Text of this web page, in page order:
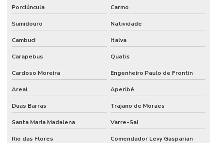
Porciúncula Carmo
Sumidouro Natividade
Cambuci Italva
Carapebus Quatis
Cardoso Moreira Engenheiro Paulo de Frontin
Areal Aperibé
Duas Barras Trajano de Moraes
Santa Maria Madalena Varre-Sai
Rio das Flores Comendador Levy Gasparian